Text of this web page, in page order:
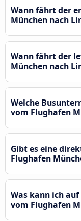
Wann fährt der
München nach
Wann fährt der
München nach
Welche
vom Flughafen
Gibt es eine
Flughafen
Was kann ich
vom Flughafen